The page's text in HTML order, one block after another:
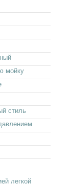
мойку
стиль
легкой